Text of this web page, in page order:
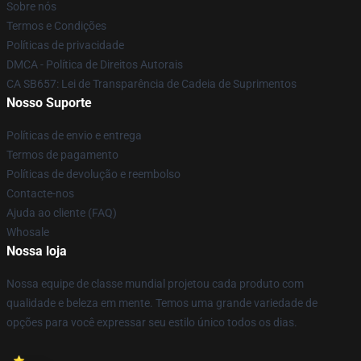
Sobre nós
Termos e Condições
Políticas de privacidade
DMCA - Política de Direitos Autorais
CA SB657: Lei de Transparência de Cadeia de Suprimentos
Nosso Suporte
Políticas de envio e entrega
Termos de pagamento
Políticas de devolução e reembolso
Contacte-nos
Ajuda ao cliente (FAQ)
Whosale
Nossa loja
Nossa equipe de classe mundial projetou cada produto com
qualidade e beleza em mente. Temos uma grande variedade de
opções para você expressar seu estilo único todos os dias.